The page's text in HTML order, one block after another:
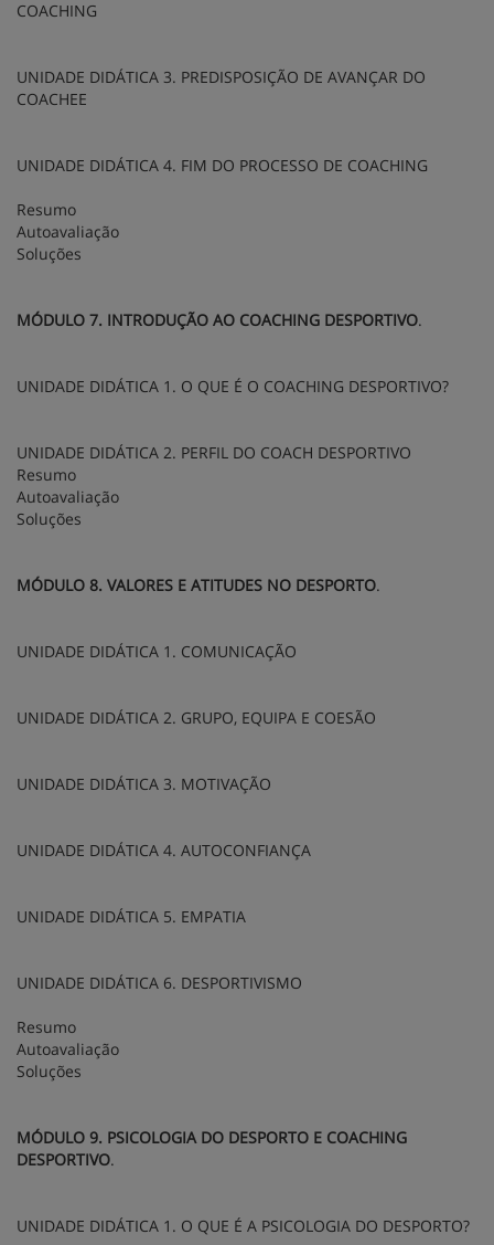
COACHING
UNIDADE DIDÁTICA 3. PREDISPOSIÇÃO DE AVANÇAR DO
COACHEE
UNIDADE DIDÁTICA 4. FIM DO PROCESSO DE COACHING
Resumo
Autoavaliação
Soluções
MÓDULO 7. INTRODUÇÃO AO COACHING DESPORTIVO.
UNIDADE DIDÁTICA 1. O QUE É O COACHING DESPORTIVO?
UNIDADE DIDÁTICA 2. PERFIL DO COACH DESPORTIVO
Resumo
Autoavaliação
Soluções
MÓDULO 8. VALORES E ATITUDES NO DESPORTO.
UNIDADE DIDÁTICA 1. COMUNICAÇÃO
UNIDADE DIDÁTICA 2. GRUPO, EQUIPA E COESÃO
UNIDADE DIDÁTICA 3. MOTIVAÇÃO
UNIDADE DIDÁTICA 4. AUTOCONFIANÇA
UNIDADE DIDÁTICA 5. EMPATIA
UNIDADE DIDÁTICA 6. DESPORTIVISMO
Resumo
Autoavaliação
Soluções
MÓDULO 9. PSICOLOGIA DO DESPORTO E COACHING
DESPORTIVO.
UNIDADE DIDÁTICA 1. O QUE É A PSICOLOGIA DO DESPORTO?